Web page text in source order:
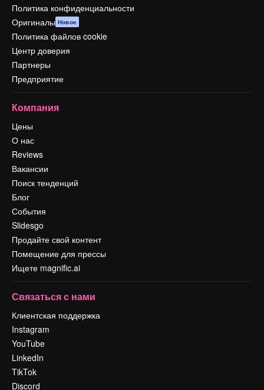
Политика конфиденциальности
Оригиналы Новое
Политика файлов cookie
Центр доверия
Партнеры
Предприятие
Компания
Цены
О нас
Reviews
Вакансии
Поиск тенденций
Блог
События
Slidesgo
Продайте свой контент
Помещение для прессы
Ищете magnific.ai
Связаться с нами
Клиентская поддержка
Instagram
YouTube
LinkedIn
TikTok
Discord